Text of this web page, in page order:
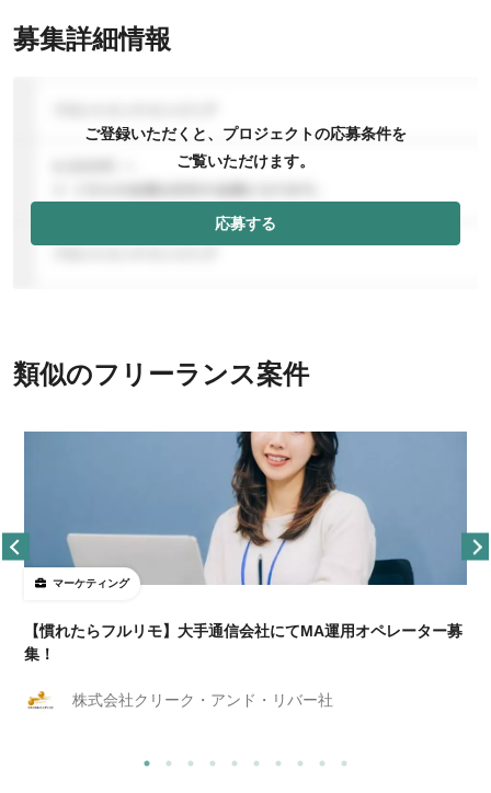
募集詳細情報
ご登録いただくと、プロジェクトの応募条件を
ご覧いただけます。
応募する
類似のフリーランス案件
マーケティング
【慣れたらフルリモ】大手通信会社にてMA運用オペレーター募
集！
株式会社クリーク・アンド・リバー社